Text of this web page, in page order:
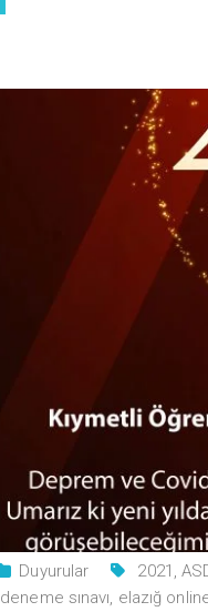
Duyurular 2021 ,
deneme sınavı, elazığ